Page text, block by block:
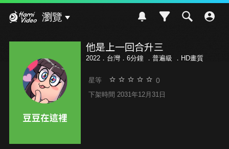
瀏覽
他是上一回合升三
2022．台灣．6分鐘 ． 普遍級 ．HD畫質
星等 0
下架時間 2031年12月31日